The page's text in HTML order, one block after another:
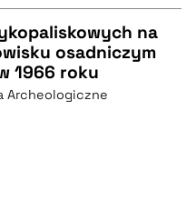
na
osadniczym
1966 roku
Archeologiczne